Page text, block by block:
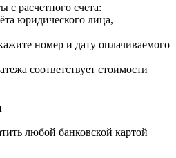
с расчетного счета:
юридического лица,
номер и дату оплачиваемого
соответствует стоимости
любой банковской картой